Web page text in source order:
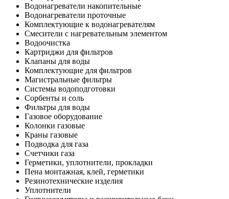
Водонагреватели накопительные
Водонагреватели проточные
Комплектующие к водонагревателям
Смесители с нагревательным элементом
Водоочистка
Картриджи для фильтров
Клапаны для воды
Комплектующие для фильтров
Магистральные фильтры
Системы водоподготовки
Сорбенты и соль
Фильтры для воды
Газовое оборудование
Колонки газовые
Краны газовые
Подводка для газа
Счетчики газа
Герметики, уплотнители, прокладки
Пена монтажная, клей, герметики
Резинотехнические изделия
Уплотнители